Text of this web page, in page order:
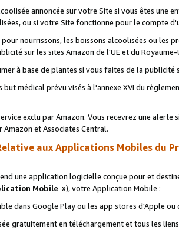
annoncée sur votre Site si vous êtes une
ou si votre Site fonctionne pour le compte
nourrissons, les boissons alcoolisées ou les
sur les sites Amazon de l'UE et du Royaume-
à base de plantes si vous faites de la publicité
but médical prévu visés à l'annexe XVI du
exclu par Amazon. Vous recevrez une alerte
Amazon et Associates Central.
aux Applications Mobiles du
une application logicielle conçue pour et
Mobile »), votre Application Mobile :
dans Google Play ou les app stores d'Apple ou
gratuitement en téléchargement et tous les